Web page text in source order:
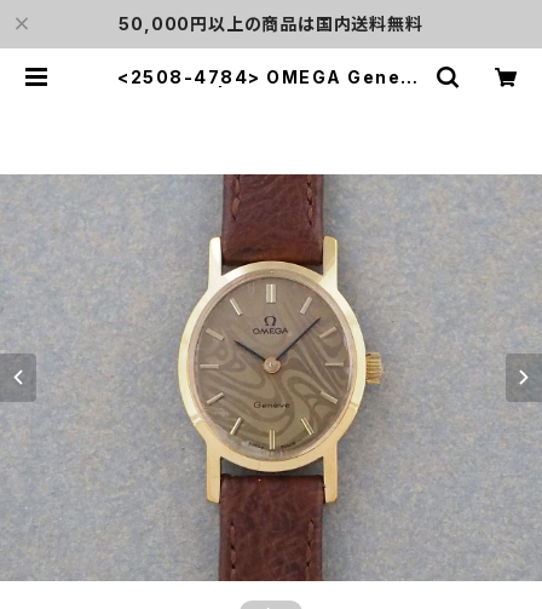
50,000円以上の商品は国内送料無料
<2508-4784> OMEGA Geneve